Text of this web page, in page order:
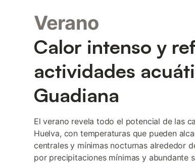
Verano
Calor intenso y
actividades
Guadiana
El verano revela todo el potencial de las
Huelva, con temperaturas que pueden
centrales y mínimas nocturnas alrededor
por precipitaciones mínimas y abundante